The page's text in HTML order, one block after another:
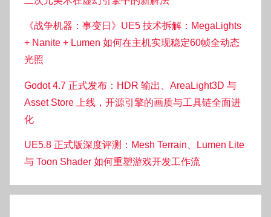
《战争机器：事变日》UE5 技术拆解：MegaLights
+ Nanite + Lumen 如何在主机实现稳定60帧全动态
光照
Godot 4.7 正式发布：HDR 输出、AreaLight3D 与
Asset Store 上线，开源引擎的画质与工具链全面进
化
UE5.8 正式版深度评测：Mesh Terrain、Lumen Lite
与 Toon Shader 如何重塑游戏开发工作流